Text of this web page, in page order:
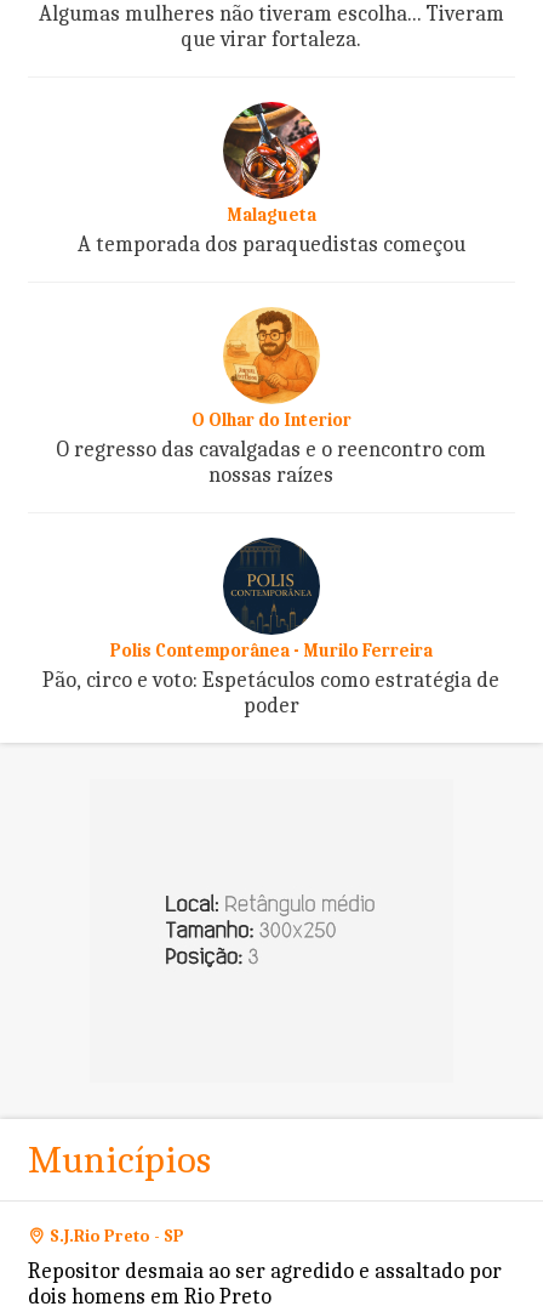
Algumas mulheres não tiveram escolha... Tiveram
que virar fortaleza.
Malagueta
A temporada dos paraquedistas começou
O Olhar do Interior
O regresso das cavalgadas e o reencontro com
nossas raízes
Polis Contemporânea - Murilo Ferreira
Pão, circo e voto: Espetáculos como estratégia de
poder
Municípios
S.J.Rio Preto - SP
Repositor desmaia ao ser agredido e assaltado por
dois homens em Rio Preto